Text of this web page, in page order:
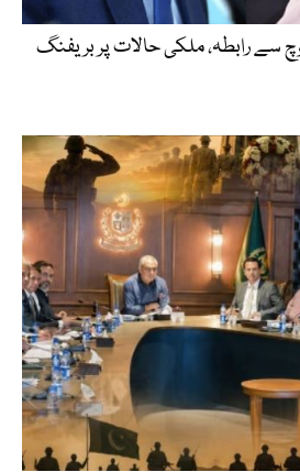
سے رابطہ، ملکی حالات پر بریفنگ